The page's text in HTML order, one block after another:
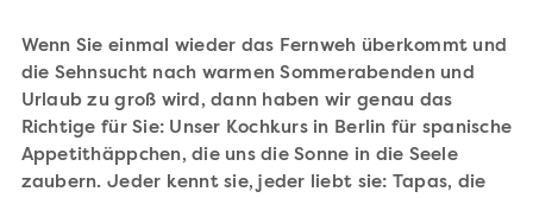
Wenn Sie einmal wieder das Fernweh überkommt und
die Sehnsucht nach warmen Sommerabenden und
Urlaub zu groß wird, dann haben wir genau das
Richtige für Sie: Unser Kochkurs in Berlin für spanische
Appetithäppchen, die uns die Sonne in die Seele
zaubern. Jeder kennt sie, jeder liebt sie: Tapas, die